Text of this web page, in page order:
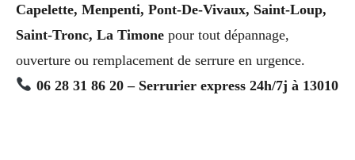
Capelette, Menpenti, Pont-De-Vivaux, Saint-Loup,
Saint-Tronc, La Timone pour tout dépannage,
ouverture ou remplacement de serrure en urgence.
06 28 31 86 20 – Serrurier express 24h/7j à 13010